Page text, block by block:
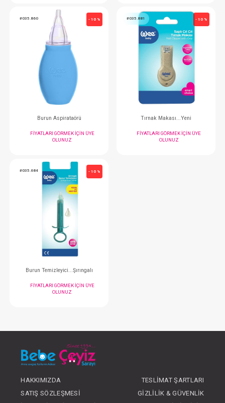
Wee Baby Fırça Tarak Seti... Askılı
FIYATLARI GÖRMEK IÇIN ÜYE
OLUNUZ
Wee Tırnak
FIYATLARI
#035.860
Burun Aspirataörü
#035.881
#035.684
Burun Temizleyici...Şırıngalı
HAKKIMIZDA
TESLIMAT ŞARTLARI
SATIŞ SÖZLEŞMESI
GIZLILIK & GÜVENLIK